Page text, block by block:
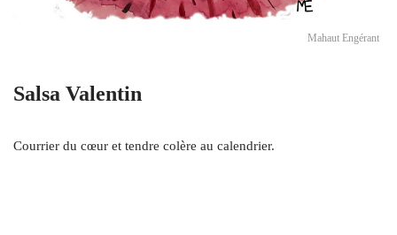
Mahaut Engérant
Salsa Valentin
Courrier du cœur et tendre colère au calendrier.